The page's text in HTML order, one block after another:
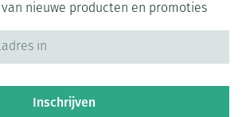
nieuwe producten en promoties
Inschrijven